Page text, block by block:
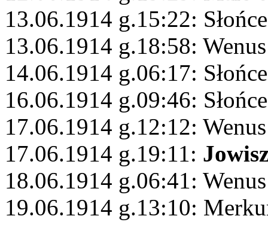
13.06.1914 g.15:22:
13.06.1914 g.18:58:
14.06.1914 g.06:17:
16.06.1914 g.09:46:
17.06.1914 g.12:12:
17.06.1914 g.19:11:
18.06.1914 g.06:41:
19.06.1914 g.13:10: